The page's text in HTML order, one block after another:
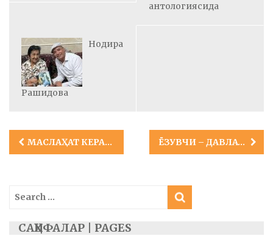
антологиясида
Нодира
Рашидова
Post
navigation
МАСЛАҲАТ КЕРАКМИ? САБРЛИ БЎЛИНГ! ЁЗУВЧИ – ДАВЛАТ ТИЗИМИНИНГ БИР ҚИСМИ ЭМАС!
Search
for:
САҲИФАЛАР | PAGES